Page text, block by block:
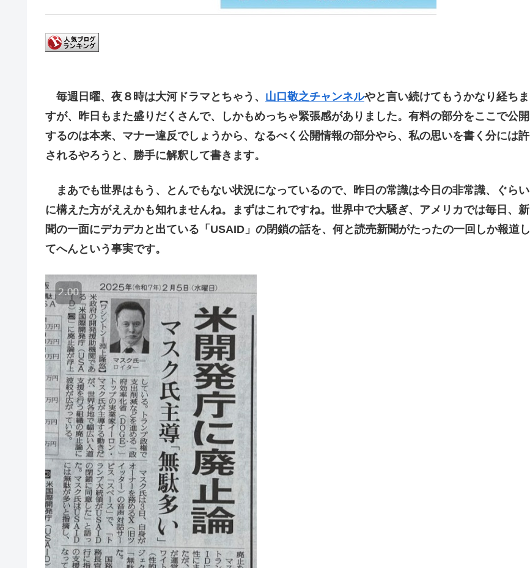
毎週日曜、夜８時は大河ドラマとちゃう、 山口敬之チャンネルやと言い続けてもうかなり経ちま
すが、昨日もまた盛りだくさんで、しかもめっちゃ緊張感がありました。有料の部分をここで公開
するのは本来、マナー違反でしょうから、なるべく公開情報の部分やら、私の思いを書く分には許
されるやろうと、勝手に解釈して書きます。
まあでも世界はもう、とんでもない状況になっているので、昨日の常識は今日の非常識、ぐらい
に構えた方がええかも知れませんね。まずはこれですね。世界中で大騒ぎ、アメリカでは毎日、新
聞の一面にデカデカと出ている「USAID」の閉鎖の話を、何と読売新聞がたったの一回しか報道し
てへんという事実です。